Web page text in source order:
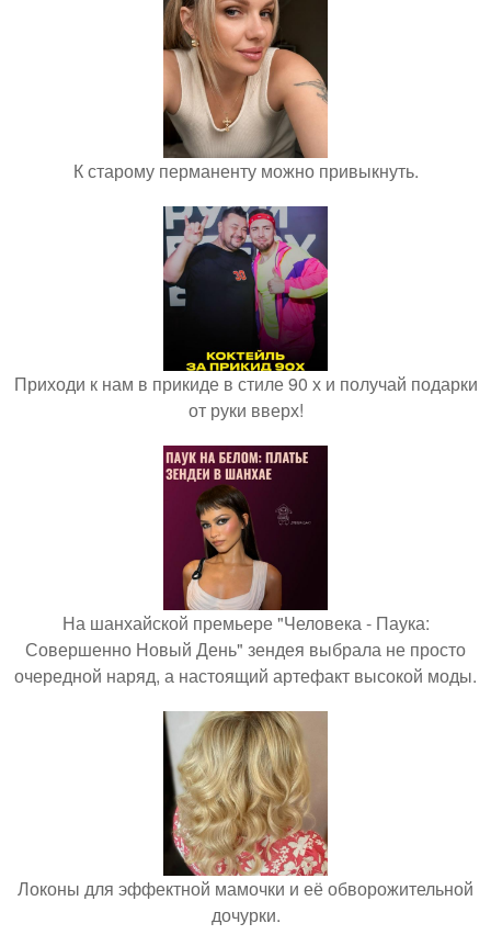
К старому перманенту можно привыкнуть.
Приходи к нам в прикиде в стиле 90 х и получай подарки
от руки вверх!
На шанхайской премьере "Человека - Паука:
Совершенно Новый День" зендея выбрала не просто
очередной наряд, а настоящий артефакт высокой моды.
Локоны для эффектной мамочки и её обворожительной
дочурки.